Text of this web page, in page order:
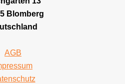
Blomberg
AGB